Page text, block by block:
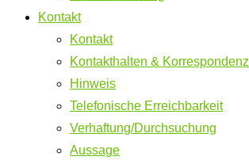
Kontakt
Kontakt
Kontakthalten & Korrespondenz
Hinweis
Telefonische Erreichbarkeit
Verhaftung/Durchsuchung
Aussage